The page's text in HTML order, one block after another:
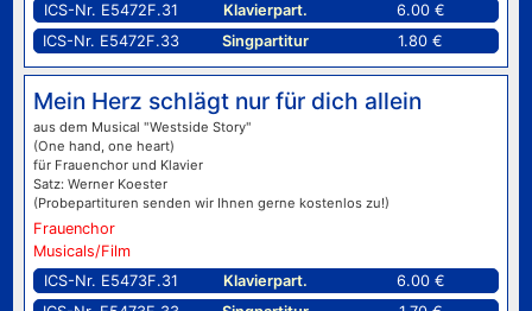
ICS-Nr. E5472F.31
Klavierpart.
6.00 €
ICS-Nr. E5472F.33
Singpartitur 1.80 €
Mein Herz schlägt nur für dich allein
aus dem Musical "Westside Story"
(One hand, one heart)
für Frauenchor und Klavier
Satz: Werner Koester
(Probepartituren senden wir Ihnen gerne kostenlos zu!)
Frauenchor
Musicals/Film
ICS-Nr. E5473F.31
Klavierpart.
6.00 €